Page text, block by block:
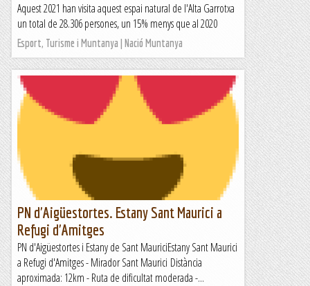
Aquest 2021 han visita aquest espai natural de l'Alta Garrotxa
un total de 28.306 persones, un 15% menys que al 2020
Esport, Turisme i Muntanya | Nació Muntanya
PN d'Aigüestortes. Estany Sant Maurici a
Refugi d'Amitges
PN d'Aigüestortes i Estany de Sant MauriciEstany Sant Maurici
a Refugi d'Amitges - Mirador Sant Maurici Distància
aproximada: 12km - Ruta de dificultat moderada -...